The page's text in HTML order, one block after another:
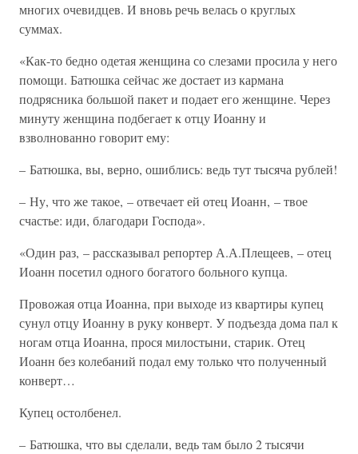
многих очевидцев. И вновь речь велась о круглых
суммах.
«Как-то бедно одетая женщина со слезами просила у него
помощи. Батюшка сейчас же достает из кармана
подрясника большой пакет и подает его женщине. Через
минуту женщина подбегает к отцу Иоанну и
взволнованно говорит ему:
– Батюшка, вы, верно, ошиблись: ведь тут тысяча рублей!
– Ну, что же такое, – отвечает ей отец Иоанн, – твое
счастье: иди, благодари Господа».
«Один раз, – рассказывал репортер А.А.Плещеев, – отец
Иоанн посетил одного богатого больного купца.
Провожая отца Иоанна, при выходе из квартиры купец
сунул отцу Иоанну в руку конверт. У подъезда дома пал к
ногам отца Иоанна, прося милостыни, старик. Отец
Иоанн без колебаний подал ему только что полученный
конверт…
Купец остолбенел.
– Батюшка, что вы сделали, ведь там было 2 тысячи